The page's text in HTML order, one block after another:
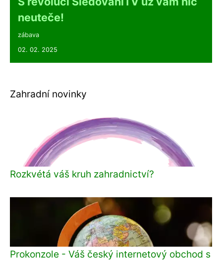
neuteče!
zábava
02. 02. 2025
Zahradní novinky
Rozkvétá váš kruh zahradnictví?
Prokonzole - Váš český internetový obchod s